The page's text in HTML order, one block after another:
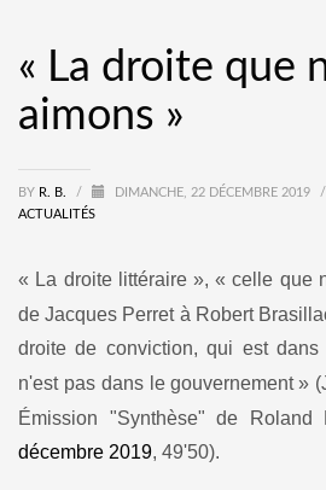
« La droite que
aimons »
BY R. B. / DIMANCHE, 22 DÉCEMBRE 2019 /
ACTUALITÉS
« La droite littéraire », «celle que
de Jacques Perret à Robert
droite de conviction, qui est
n'est pas dans le gouvernement »
Émission "Synthèse" de Roland
décembre 2019, 49'50).